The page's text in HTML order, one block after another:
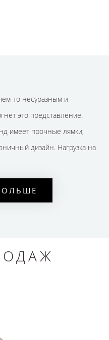
то несуразным и
это представление.
имеет прочные лямки,
дизайн. Нагрузка на
бренда поможет создать